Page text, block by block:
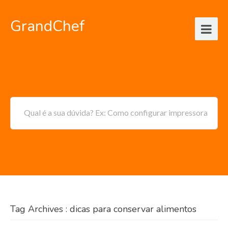
GrandChef
Qual é a sua dúvida? Ex: Como configurar impressora
Tag Archives : dicas para conservar alimentos